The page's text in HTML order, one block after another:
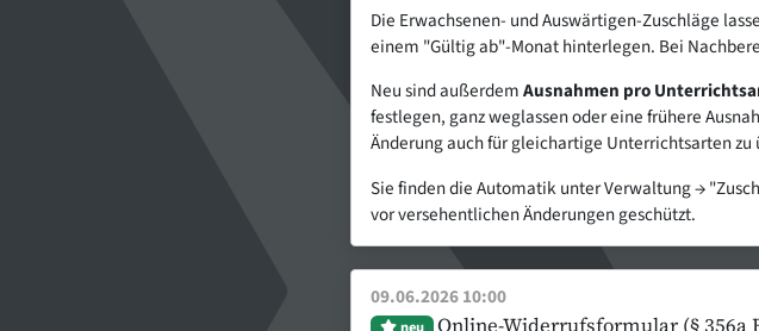
Die Erwachsenen- und Auswärtigen-Zuschläge
einem "Gültig ab"-Monat hinterlegen. Bei
Neu sind außerdemAusnahmen pro
festlegen, ganz weglassen oder eine frühere
Änderung auch für gleichartige Unterrichtsarten zu
Sie finden die Automatik unter Verwaltung →
vor versehentlichen Änderungen geschützt.
09.06.2026 10:00